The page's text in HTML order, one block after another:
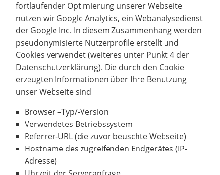
fortlaufender Optimierung unserer Webseite
nutzen wir Google Analytics, ein Webanalysedienst
der Google Inc. In diesem Zusammenhang werden
pseudonymisierte Nutzerprofile erstellt und
Cookies verwendet (weiteres unter Punkt 4 der
Datenschutzerklärung). Die durch den Cookie
erzeugten Informationen über Ihre Benutzung
unser Webseite sind
Browser –Typ/-Version
Verwendetes Betriebssystem
Referrer-URL (die zuvor beuschte Webseite)
Hostname des zugreifenden Endgerätes (IP-
Adresse)